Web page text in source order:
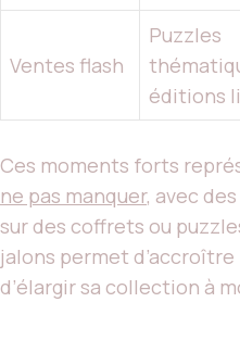
Ventes flash
Puzzles
éditions
Ces moments forts
ne pas manquer, avec
sur des coffrets ou
jalons permet
d’élargir sa collection à